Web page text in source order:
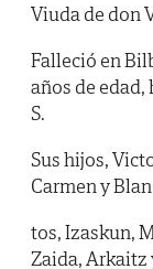
Viuda de don
Falleció en
años de edad,
S.
Sus hijos,
Carmen y
tos, Izaskun,
Zaida, Arkaitz